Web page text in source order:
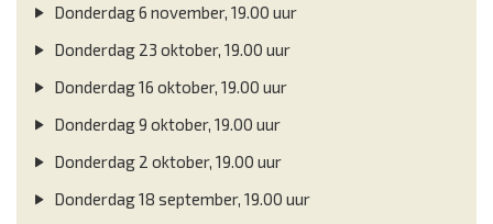
Donderdag 6 november, 19.00 uur
Donderdag 23 oktober, 19.00 uur
Donderdag 16 oktober, 19.00 uur
Donderdag 9 oktober, 19.00 uur
Donderdag 2 oktober, 19.00 uur
Donderdag 18 september, 19.00 uur